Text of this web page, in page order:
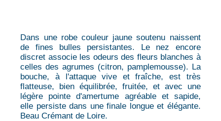
Dans une robe couleur jaune soutenu naissent
de fines bulles persistantes. Le nez encore
discret associe les odeurs des fleurs blanches à
celles des agrumes (citron, pamplemousse). La
bouche, à l'attaque vive et fraîche, est très
flatteuse, bien équilibrée, fruitée, et avec une
légère pointe d'amertume agréable et sapide,
elle persiste dans une finale longue et élégante.
Beau Crémant de Loire.